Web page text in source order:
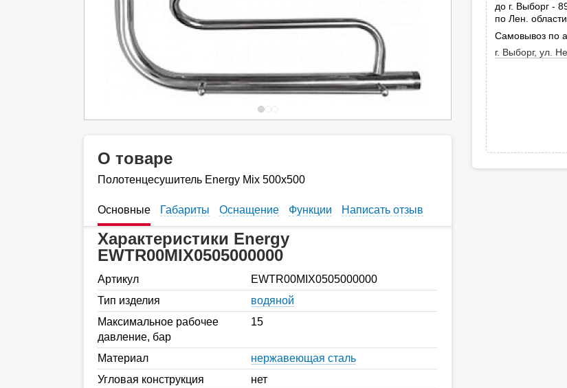
до г. Выборг -
по Лен.
Самовывоз по
г. Выборг, ул.
О товаре
Полотенцесушитель Energy Mix 500х500
Основные Габариты Оснащение Функции Написать отзыв
Характеристики Energy
EWTR00MIX0505000000
Артикул
EWTR00MIX0505000000
Тип изделия
водяной
Максимальное рабочее
давление, бар
15
Материал
нержавеющая сталь
Угловая конструкция
нет